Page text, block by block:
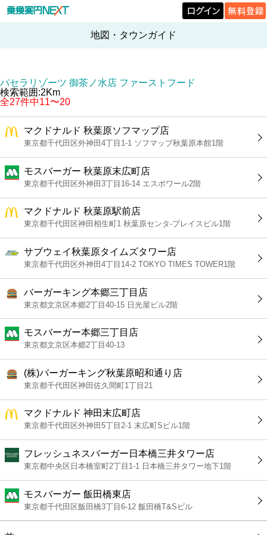
地図・タウンガイド
パセラリゾーツ 御茶ノ水店 ファーストフード
検索範囲:2Km
全27件中11〜20
マクドナルド 秋葉原ソフマップ店
東京都千代田区外神田4丁目1-1 ソフマップ秋葉原本館1階
モスバーガー 秋葉原末広町店
東京都千代田区外神田3丁目16-14 エスポワール2階
マクドナルド 秋葉原駅前店
東京都千代田区神田相生町1 秋葉原センタ-プレイスビル1階
サブウェイ秋葉原タイムズタワー店
東京都千代田区外神田4丁目14-2 TOKYO TIMES TOWER1階
バーガーキング本郷三丁目店
東京都文京区本郷2丁目40-15 日光屋ビル2階
モスバーガー本郷三丁目店
東京都文京区本郷2丁目40-13
(株)バーガーキング秋葉原昭和通り店
東京都千代田区神田佐久間町1丁目21
マクドナルド 神田末広町店
東京都千代田区外神田5丁目2-1 末広町Sビル1階
フレッシュネスバーガー日本橋三井タワー店
東京都中央区日本橋室町2丁目1-1 日本橋三井タワー地下1階
モスバーガー 飯田橋東店
東京都千代田区飯田橋3丁目6-12 飯田橋T&Sビル